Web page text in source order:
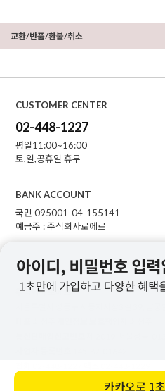
교환/반품/환불/취소
CUSTOMER CENTER
02-448-1227
평일11:00~16:00
토,일,공휴일 휴무
BANK ACCOUNT
국민 095001-04-155141
예금주 : 주식회사로에르
주식회사 로에르
제 2019-서울성동-
카카오로 1